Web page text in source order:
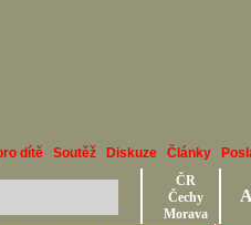
dítě Soutěž Diskuze Články
ČR
Čechy
Morava